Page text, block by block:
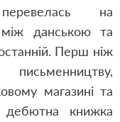
на
між данською та
Перш ніж
магазині та
книжка